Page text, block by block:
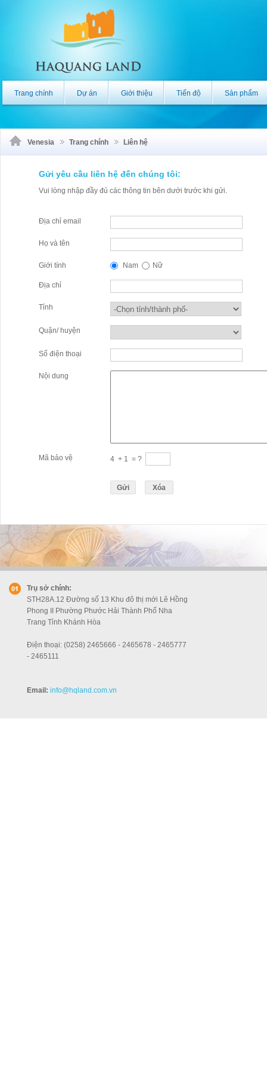
Trang chính Dự án Giới thiệu Tiến độ Sản phẩm
Venesia Trang chính Liên hệ
Gửi yêu cầu liên hệ đến chúng tôi:
Vui lòng nhập đầy đủ các thông tin bên dưới trước khi gửi.
Địa chỉ email
Họ và tên
Giới tính Nam Nữ
Địa chỉ
Tỉnh
Quận/ huyện
Số điện thoại
Nội dung
Mã bảo vệ 4 + 1 = ?
Trụ sở chính:
STH28A.12 Đường số 13 Khu đô thị mới Lê Hồng
Phong II Phường Phước Hải Thành Phố Nha
Trang Tỉnh Khánh Hòa
Điện thoại: (0258) 2465666 - 2465678 - 2465777
- 2465111
Email: info@hqland.com.vn